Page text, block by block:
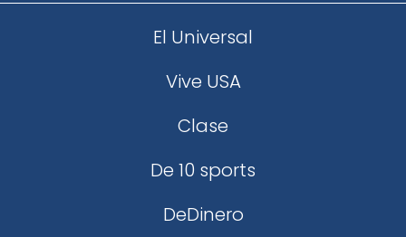
El Universal
Vive USA
Clase
De 10 sports
DeDinero